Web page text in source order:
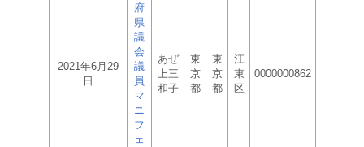
2021年6月29
日
府
県
議
会
議
員
マ
ニ
フ
ェ
あぜ
上三
和子
東
京
都
東
京
都
江
東
区
0000000862